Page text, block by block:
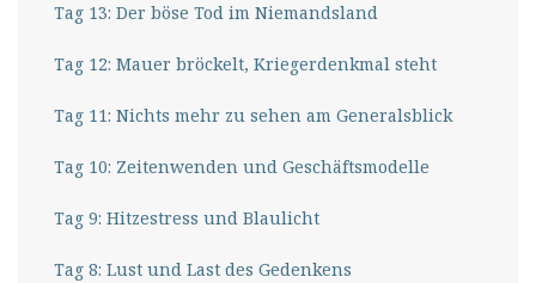
Tag 13: Der böse Tod im Niemandsland
Tag 12: Mauer bröckelt, Kriegerdenkmal steht
Tag 11: Nichts mehr zu sehen am Generalsblick
Tag 10: Zeitenwenden und Geschäftsmodelle
Tag 9: Hitzestress und Blaulicht
Tag 8: Lust und Last des Gedenkens